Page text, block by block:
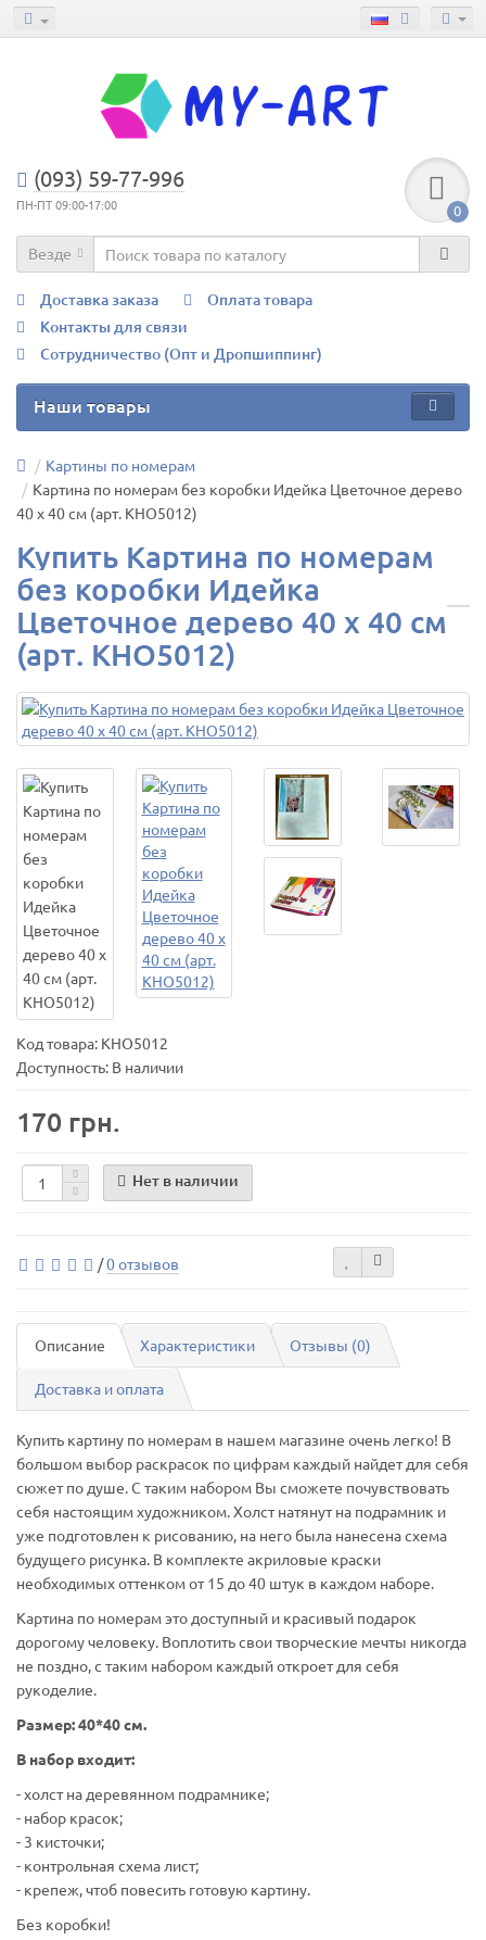
(093) 59-77-996
ПН-ПТ 09:00-17:00 0
Везде
Доставка заказа
Оплата товара
Контакты для связи
Сотрудничество (Опт и Дропшиппинг)
Наши товары
Картины по номерам
Картина по номерам без коробки Идейка Цветочное дерево
40 х 40 см (арт. KHO5012)
Купить Картина по номерам
без коробки Идейка
Цветочное дерево 40 х 40 см
(арт. KHO5012)
Код товара: KHО5012
Доступность: В наличии
170 грн.
Нет в наличии
/0 отзывов
Описание Характеристики Отзывы (0)
Доставка и оплата
Купить картину по номерам в нашем магазине очень легко! В
большом выбор раскрасок по цифрам каждый найдет для себя
сюжет по душе. С таким набором Вы сможете почувствовать
себя настоящим художником. Холст натянут на подрамник и
уже подготовлен к рисованию, на него была нанесена схема
будущего рисунка. В комплекте акриловые краски
необходимых оттенком от 15 до 40 штук в каждом наборе.
Картина по номерам это доступный и красивый подарок
дорогому человеку. Воплотить свои творческие мечты никогда
не поздно, с таким набором каждый откроет для себя
рукоделие.
Размер: 40*40 см.
В набор входит:
- холст на деревянном подрамнике;
- набор красок;
- 3 кисточки;
- контрольная схема лист;
- крепеж, чтоб повесить готовую картину.
Без коробки!